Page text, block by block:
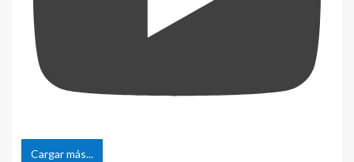
Cargar más...